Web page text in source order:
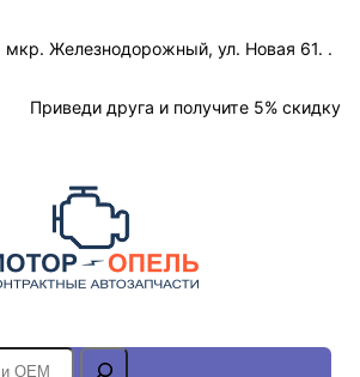
Железнодорожный, ул. Новая 61. .
Приведи друга и получите 5% скидку
S